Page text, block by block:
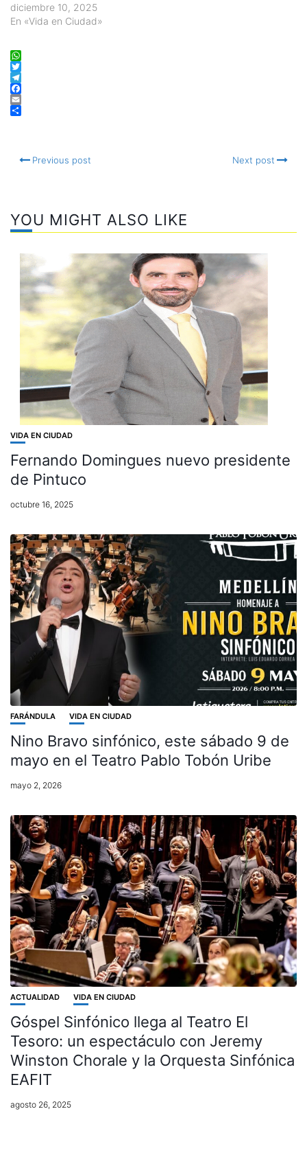
diciembre 10, 2025
En «Vida en Ciudad»
WhatsApp
Twitter
Telegram
Facebook
Email
Previous post Next post
YOU MIGHT ALSO LIKE
VIDA EN CIUDAD
Fernando Domingues nuevo presidente
de Pintuco
octubre 16, 2025
FARÁNDULA VIDA EN CIUDAD
Nino Bravo sinfónico, este sábado 9 de
mayo en el Teatro Pablo Tobón Uribe
mayo 2, 2026
ACTUALIDAD VIDA EN CIUDAD
Góspel Sinfónico llega al Teatro El
Tesoro: un espectáculo con Jeremy
Winston Chorale y la Orquesta Sinfónica
EAFIT
agosto 26, 2025